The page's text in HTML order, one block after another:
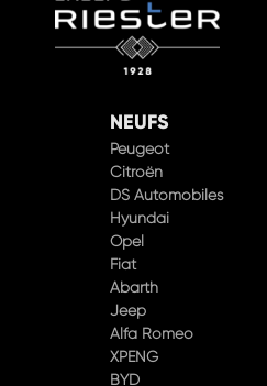
NEUFS
Peugeot
Citroën
DS Automobiles
Hyundai
Opel
Fiat
Abarth
Jeep
Alfa Romeo
XPENG
BYD